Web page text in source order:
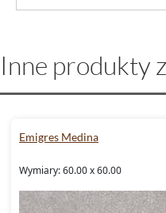
Inne produkty
Emigres Medina
Wymiary: 60.00 x 60.00